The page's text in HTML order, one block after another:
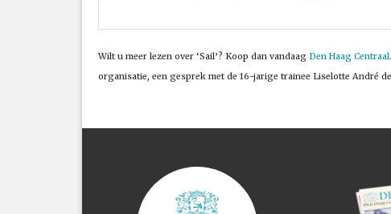
Wilt u meer lezen over ‘Sail’? Koop dan vandaag Den Haag Centraal
organisatie, een gesprek met de 16-jarige trainee Liselotte André